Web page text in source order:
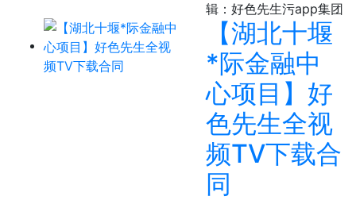
辑：好色先生污app集团
【湖北十堰
*际金融中
心项目】好
色先生全视
频TV下载合
同